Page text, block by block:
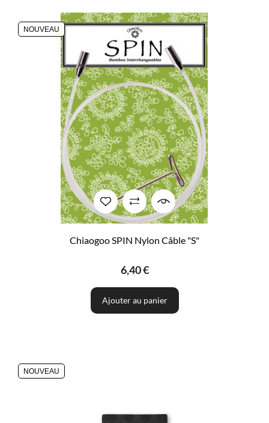
NOUVEAU
Chiaogoo SPIN Nylon Câble "S"
6,40 €
Ajouter au panier
NOUVEAU